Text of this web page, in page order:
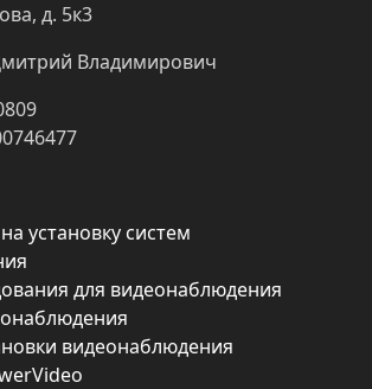
д. 5к3
Владимирович
установку систем
для видеонаблюдения
видеонаблюдения